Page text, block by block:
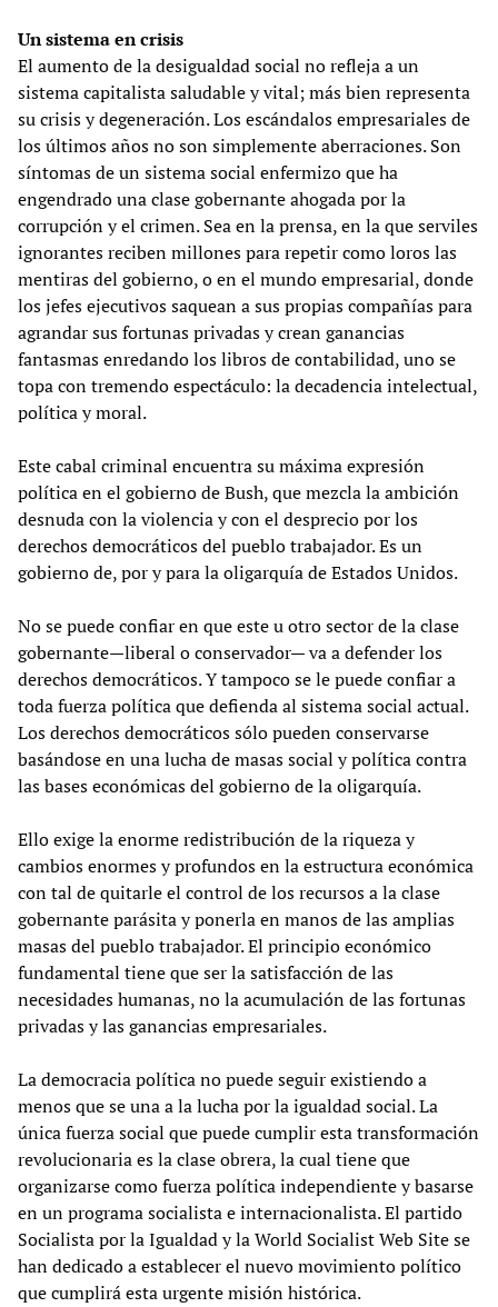
Un sistema en crisis
El aumento de la desigualdad social no refleja a un
sistema capitalista saludable y vital; más bien representa
su crisis y degeneración. Los escándalos empresariales de
los últimos años no son simplemente aberraciones. Son
síntomas de un sistema social enfermizo que ha
engendrado una clase gobernante ahogada por la
corrupción y el crimen. Sea en la prensa, en la que serviles
ignorantes reciben millones para repetir como loros las
mentiras del gobierno, o en el mundo empresarial, donde
los jefes ejecutivos saquean a sus propias compañías para
agrandar sus fortunas privadas y crean ganancias
fantasmas enredando los libros de contabilidad, uno se
topa con tremendo espectáculo: la decadencia intelectual,
política y moral.
Este cabal criminal encuentra su máxima expresión
política en el gobierno de Bush, que mezcla la ambición
desnuda con la violencia y con el desprecio por los
derechos democráticos del pueblo trabajador. Es un
gobierno de, por y para la oligarquía de Estados Unidos.
No se puede confiar en que este u otro sector de la clase
gobernante—liberal o conservador— va a defender los
derechos democráticos. Y tampoco se le puede confiar a
toda fuerza política que defienda al sistema social actual.
Los derechos democráticos sólo pueden conservarse
basándose en una lucha de masas social y política contra
las bases económicas del gobierno de la oligarquía.
Ello exige la enorme redistribución de la riqueza y
cambios enormes y profundos en la estructura económica
con tal de quitarle el control de los recursos a la clase
gobernante parásita y ponerla en manos de las amplias
masas del pueblo trabajador. El principio económico
fundamental tiene que ser la satisfacción de las
necesidades humanas, no la acumulación de las fortunas
privadas y las ganancias empresariales.
La democracia política no puede seguir existiendo a
menos que se una a la lucha por la igualdad social. La
única fuerza social que puede cumplir esta transformación
revolucionaria es la clase obrera, la cual tiene que
organizarse como fuerza política independiente y basarse
en un programa socialista e internacionalista. El partido
Socialista por la Igualdad y la World Socialist Web Site se
han dedicado a establecer el nuevo movimiento político
que cumplirá esta urgente misión histórica.